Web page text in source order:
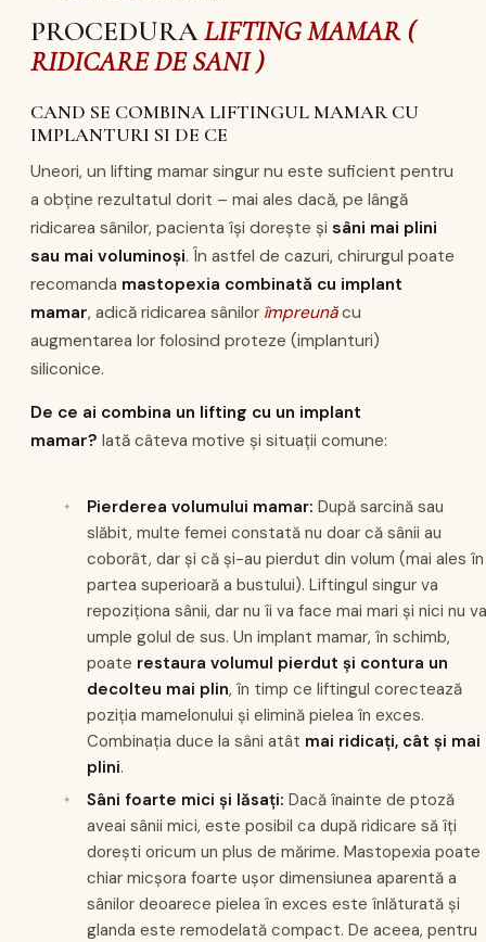
PROCEDURALIFTING MAMAR (
RIDICARE DE SANI )
CAND SE COMBINA LIFTINGUL MAMAR CU
IMPLANTURI SI DE CE
Uneori, un lifting mamar singur nu este suficient pentru
a obține rezultatul dorit – mai ales dacă, pe lângă
ridicarea sânilor, pacienta își dorește și sâni mai plini
sau mai voluminoși. În astfel de cazuri, chirurgul poate
recomanda mastopexia combinată cu implant
mamar, adică ridicarea sânilor împreunăcu
augmentarea lor folosind proteze (implanturi)
siliconice.
De ce ai combina un lifting cu un implant
mamar? Iată câteva motive și situații comune:
Pierderea volumului mamar: După sarcină sau
slăbit, multe femei constată nu doar că sânii au
coborât, dar și că și-au pierdut din volum (mai ales în
partea superioară a bustului). Liftingul singur va
repoziționa sânii, dar nu îi va face mai mari și nici nu va
umple golul de sus. Un implant mamar, în schimb,
poate restaura volumul pierdut și contura un
decolteu mai plin, în timp ce liftingul corectează
poziția mamelonului și elimină pielea în exces.
Combinația duce la sâni atât mai ridicați, cât și mai
plini.
Sâni foarte mici și lăsați: Dacă înainte de ptoză
aveai sânii mici, este posibil ca după ridicare să îți
dorești oricum un plus de mărime. Mastopexia poate
chiar micșora foarte ușor dimensiunea aparentă a
sânilor deoarece pielea în exces este înlăturată și
glanda este remodelată compact. De aceea, pentru